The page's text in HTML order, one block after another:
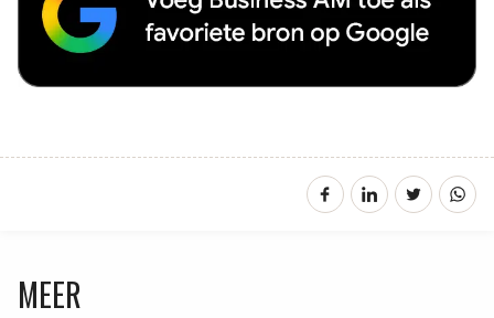
MEER